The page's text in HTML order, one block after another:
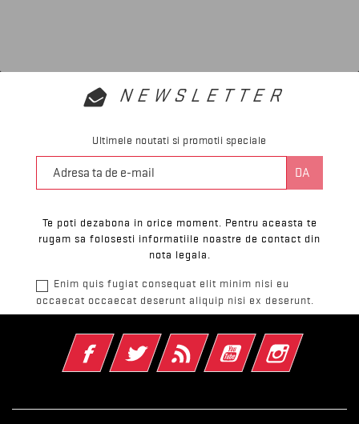
NEWSLETTER
Ultimele noutati si promotii speciale
Te poti dezabona in orice moment. Pentru aceasta te
rugam sa folosesti informatiile noastre de contact din
nota legala.
Enim quis fugiat consequat elit minim nisi eu
occaecat occaecat deserunt aliquip nisi ex deserunt.
FacebookTwitter RSS YouTube Instagram